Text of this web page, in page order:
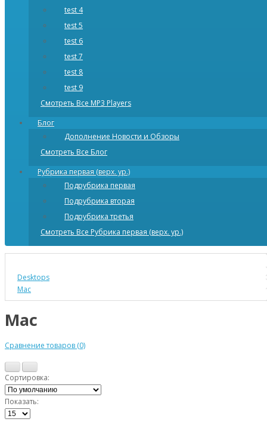
test 4
test 5
test 6
test 7
test 8
test 9
Смотреть Все MP3 Players
Блог
Дополнение Новости и Обзоры
Смотреть Все Блог
Рубрика первая (верх. ур.)
Подрубрика первая
Подрубрика вторая
Подрубрика третья
Смотреть Все Рубрика первая (верх. ур.)
Desktops
Mac
Mac
Сравнение товаров (0)
Сортировка:
Показать: